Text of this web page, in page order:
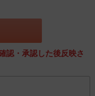
認・承認した後反映さ